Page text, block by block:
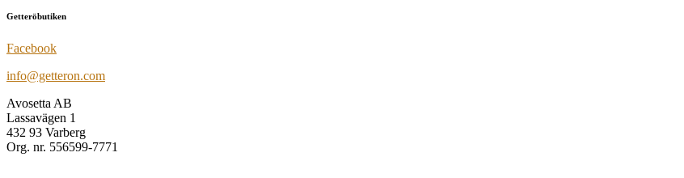
Getteröbutiken
Facebook
info@getteron.com
Avosetta AB
Lassavägen 1
432 93 Varberg
Org. nr. 556599-7771